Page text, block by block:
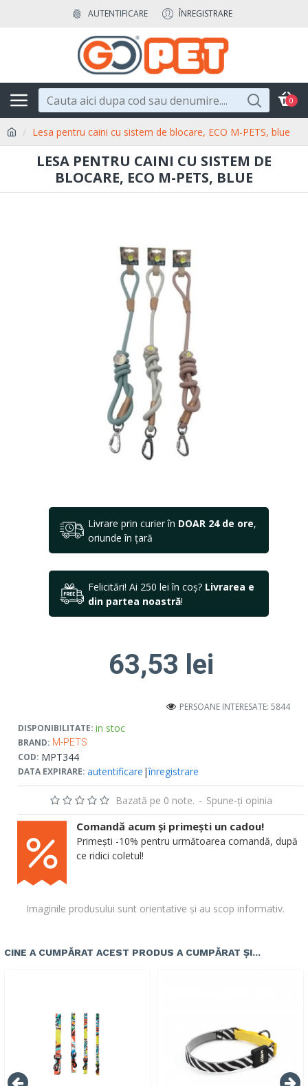
AUTENTIFICARE ÎNREGISTRARE
0
Lesa pentru caini cu sistem de blocare, ECO M-PETS, blue
LESA PENTRU CAINI CU SISTEM DE
BLOCARE, ECO M-PETS, BLUE
Livrare prin curier în DOAR 24 de ore,
oriunde în țară
Felicitări! Ai 250 lei în coș? Livrarea e
din partea noastră!
DISPONIBILITATE: in stoc
BRAND: M-PETS
COD: MPT344
DATA EXPIRARE: autentificare |înregistrare
PERSOANE INTERESATE: 5844
Bazată pe 0 note. - Spune-ţi opinia
63,53 lei
Imaginile produsului sunt orientative și au scop informativ.
Comandă acum și primești un cadou!
Primești -10% pentru următoarea comandă, după
ce ridici coletul!
CINE A CUMPĂRAT ACEST PRODUS A CUMPĂRAT ȘI...